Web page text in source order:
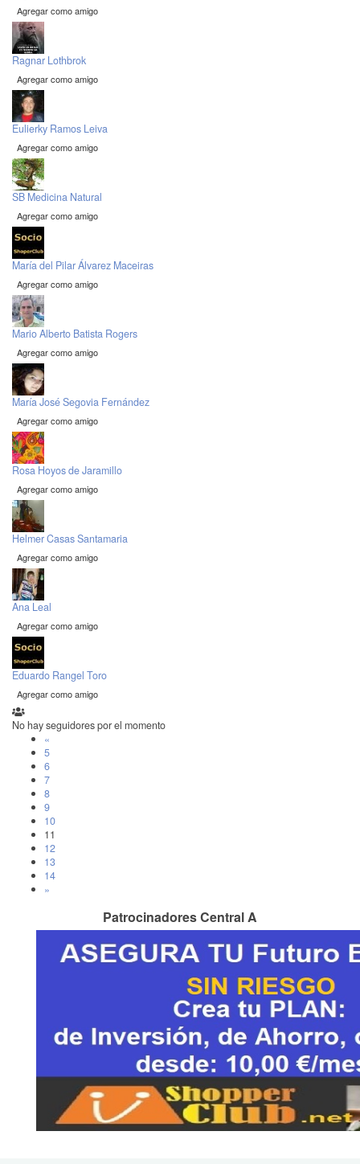
Agregar como amigo
Ragnar Lothbrok
Agregar como amigo
Eulierky Ramos Leiva
Agregar como amigo
SB Medicina Natural
Agregar como amigo
María del Pilar Álvarez Maceiras
Agregar como amigo
Mario Alberto Batista Rogers
Agregar como amigo
María José Segovia Fernández
Agregar como amigo
Rosa Hoyos de Jaramillo
Agregar como amigo
Helmer Casas Santamaria
Agregar como amigo
Ana Leal
Agregar como amigo
Eduardo Rangel Toro
Agregar como amigo
No hay seguidores por el momento
«
5
6
7
8
9
10
11
12
13
14
»
Patrocinadores Central A